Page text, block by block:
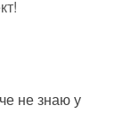
не знаю у